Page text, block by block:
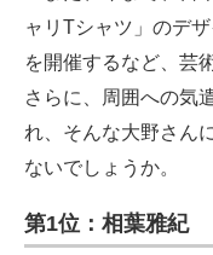
ャリTシャツ」のデ
を開催するなど、芸
さらに、周囲への気
れ、そんな大野さん
ないでしょうか。
第1位：相葉雅紀